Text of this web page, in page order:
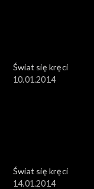
Świat się kręci
10.01.2014
Świat się kręci
14.01.2014